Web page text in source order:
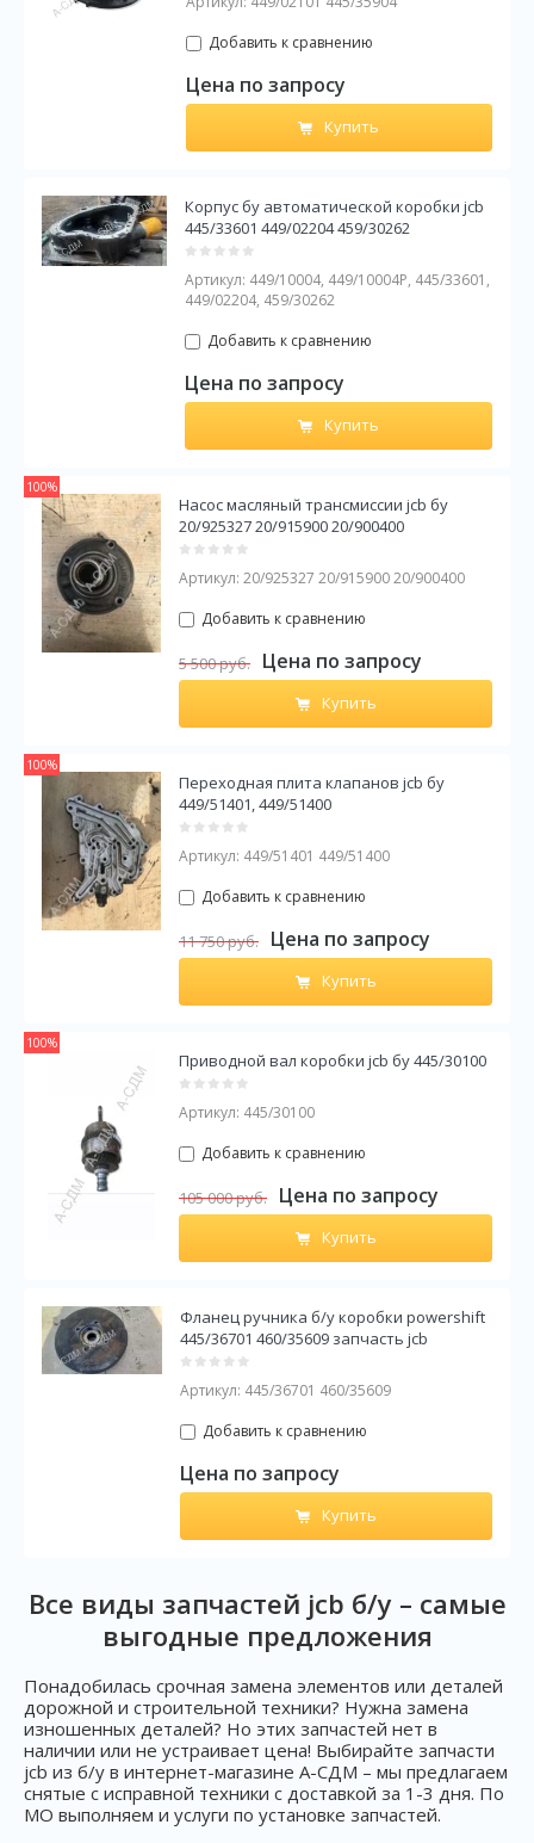
Добавить к сравнению
Цена по запросу
Купить
Корпус бу автоматической коробки jcb
445/33601 449/02204 459/30262
Артикул: 449/10004, 449/10004P, 445/33601,
449/02204, 459/30262
Добавить к сравнению
Цена по запросу
Купить
100%
Насос масляный трансмиссии jcb бу
20/925327 20/915900 20/900400
Артикул: 20/925327 20/915900 20/900400
Добавить к сравнению
5 500руб. Цена по запросу
Купить
100%
Переходная плита клапанов jcb бу
449/51401, 449/51400
Артикул: 449/51401 449/51400
Добавить к сравнению
11 750руб. Цена по запросу
Купить
100%
Приводной вал коробки jcb бу 445/30100
Артикул: 445/30100
Добавить к сравнению
105 000руб. Цена по запросу
Купить
Фланец ручника б/у коробки powershift
445/36701 460/35609 запчасть jcb
Артикул: 445/36701 460/35609
Добавить к сравнению
Цена по запросу
Купить
Все виды запчастей jcb б/у – самые
выгодные предложения
Понадобилась срочная замена элементов или деталей
дорожной и строительной техники? Нужна замена
изношенных деталей? Но этих запчастей нет в
наличии или не устраивает цена! Выбирайте запчасти
jcb из б/у в интернет-магазине А-СДМ – мы предлагаем
снятые с исправной техники с доставкой за 1-3 дня. По
МО выполняем и услуги по установке запчастей.